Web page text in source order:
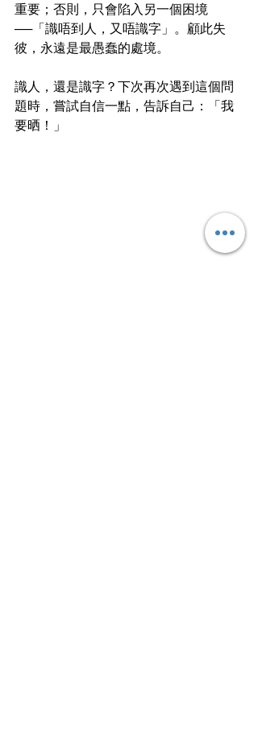
重要；否則，只會陷入另一個困境
──「識唔到人，又唔識字」。顧此失
彼，永遠是最愚蠢的處境。
識人，還是識字？下次再次遇到這個問
題時，嘗試自信一點，告訴自己：「我
要晒！」